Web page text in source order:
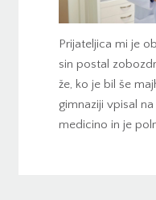
Prijateljica mi je
sin postal
že, ko je bil še
gimnaziji vpisal
medicino in je